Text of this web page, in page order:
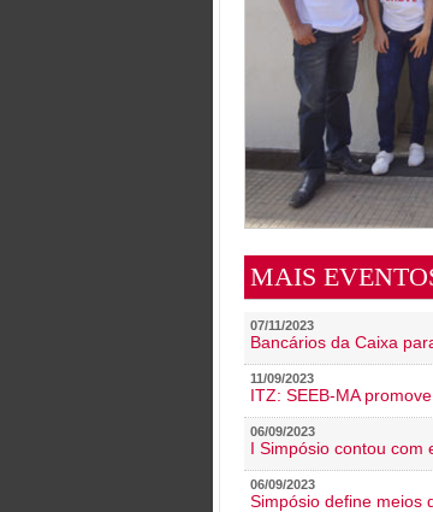
MAIS
07/11/2023
Bancários da Caixa
11/09/2023
ITZ: SEEB-MA
06/09/2023
I Simpósio contou com
06/09/2023
Simpósio define meios